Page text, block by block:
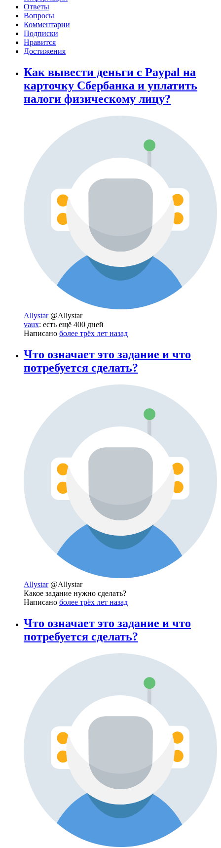
Ответы
Вопросы
Комментарии
Подписки
Нравится
Достижения
Как вывести деньги с Paypal на
карточку Сбербанка и уплатить
налоги физическому лицу?
Allystar @Allystar
vaux: есть ещё 400 дней
Написано более трёх лет назад
Что означает это задание и что
потребуется сделать?
Allystar @Allystar
Какое задание нужно сделать?
Написано более трёх лет назад
Что означает это задание и что
потребуется сделать?